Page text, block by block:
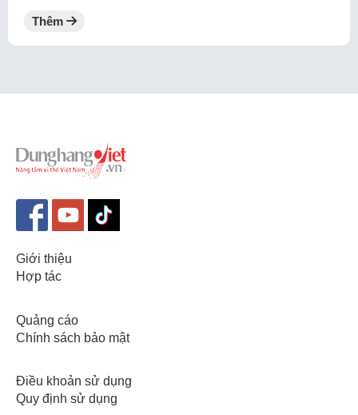
Thêm
Giới thiệu
Hợp tác
Quảng cáo
Chính sách bảo mật
Điều khoản sử dụng
Quy định sử dụng